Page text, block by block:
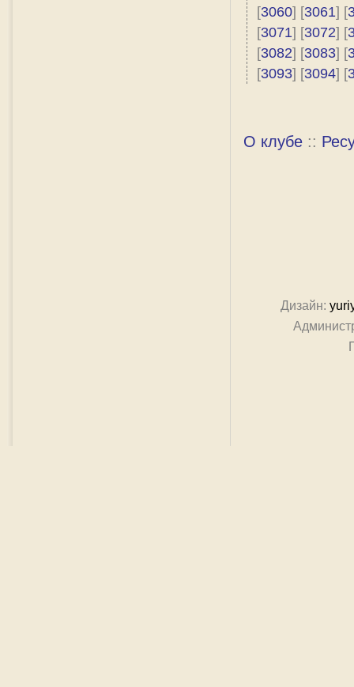
[3060] [3061] [
[3071] [3072] [
[3082] [3083] [
[3093] [3094] [
О клубе ::
Дизайн: